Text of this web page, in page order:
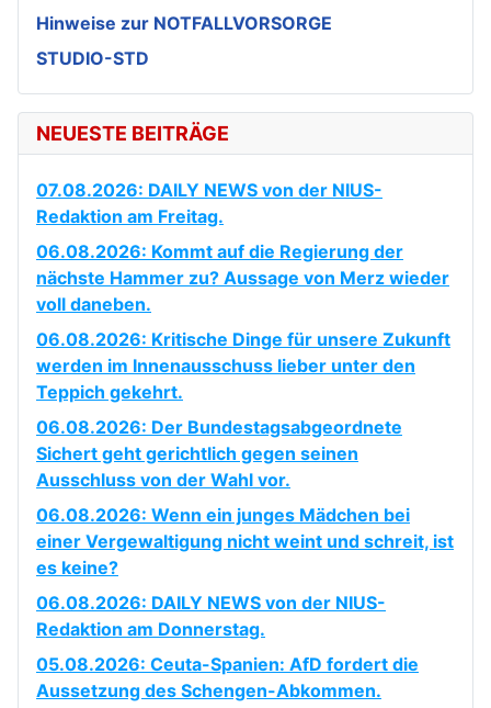
Hinweise zur NOTFALLVORSORGE
STUDIO-STD
NEUESTE BEITRÄGE
07.08.2026: DAILY NEWS von der NIUS-
Redaktion am Freitag.
06.08.2026: Kommt auf die Regierung der
nächste Hammer zu? Aussage von Merz wieder
voll daneben.
06.08.2026: Kritische Dinge für unsere Zukunft
werden im Innenausschuss lieber unter den
Teppich gekehrt.
06.08.2026: Der Bundestagsabgeordnete
Sichert geht gerichtlich gegen seinen
Ausschluss von der Wahl vor.
06.08.2026: Wenn ein junges Mädchen bei
einer Vergewaltigung nicht weint und schreit, ist
es keine?
06.08.2026: DAILY NEWS von der NIUS-
Redaktion am Donnerstag.
05.08.2026: Ceuta-Spanien: AfD fordert die
Aussetzung des Schengen-Abkommen.